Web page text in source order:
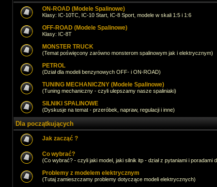
ON-ROAD (Modele Spalinowe)
Klasy: IC-10TC, IC-10 Start, IC-8 Sport, modele w skali 1:5 i 1:6
OFF-ROAD (Modele Spalinowe)
Klasy: IC-8T
MONSTER TRUCK
(Temat poświęcony zarówno monsterom spalinowym jak i elektrycznym)
PETROL
(Dział dla modeli benzynowych OFF- i ON-ROAD)
TUNING MECHANICZNY (Modele Spalinowe)
(Tuning mechaniczny - czyli ulepszamy nasze spaliniaki)
SILNIKI SPALINOWE
(Dyskusje na temat - przeróbek, napraw, regulacji i inne)
Dla początkujących
Jak zacząć ?
Co wybrać?
(Co wybrać? - czyli jaki model, jaki silnik itp - dział z pytaniami i poradami
Problemy z modelem elektrycznym
(Tutaj zamieszczamy problemy dotyczące modeli elektrycznych)